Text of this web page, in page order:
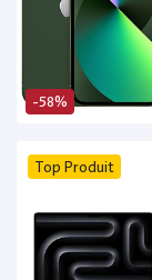
-58%
Top Produit